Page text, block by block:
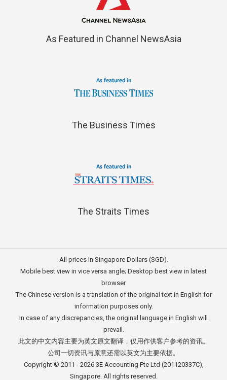
As Featured in Channel NewsAsia
The Business Times
The Straits Times
All prices in Singapore Dollars (SGD).
Mobile best view in vice versa angle; Desktop best view in latest
browser
The Chinese version is a translation of the original text in English for
information purposes only.
In case of any discrepancies, the original language in English will
prevail.
此文的中文内容主要为英文原文翻译，仅用作供客户参考的资讯。
公司一切资讯与原意还需以英文为主要依据。
Copyright © 2011 - 2026 3E Accounting Pte Ltd (201120337C),
Singapore. All rights reserved.